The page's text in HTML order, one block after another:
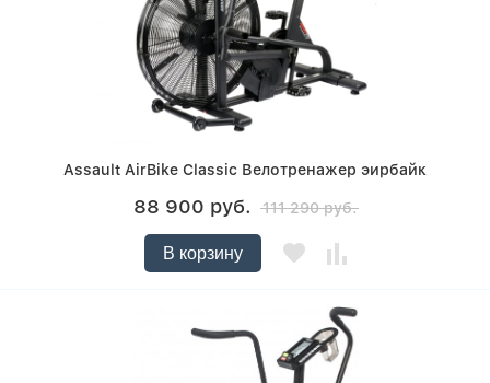
Assault AirBike Classic Велотренажер эирбайк
88 900 руб. 111 290 руб.
В корзину